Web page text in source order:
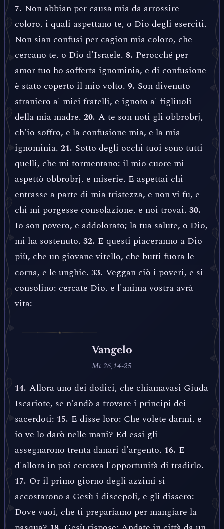
7. Non abbian per causa mia da arrossire
coloro, i quali aspettano te, o Dio degli eserciti.
Non sian confusi per cagion mia coloro, che
cercano te, o Dio d'Israele. 8. Perocché per
amor tuo ho sofferta ignominia, e di confusione
è stato coperto il mio volto. 9. Son divenuto
straniero a' miei fratelli, e ignoto a' figliuoli
della mia madre. 20. A te son noti gli obbrobrj,
ch'io soffro, e la confusione mia, e la mia
ignominia. 21. Sotto degli occhi tuoi sono tutti
quelli, che mi tormentano: il mio cuore mi
aspettò obbrobrj, e miserie. E aspettai chi
entrasse a parte di mia tristezza, e non vi fu, e
chi mi porgesse consolazione, e noi trovai. 30.
Io son povero, e addolorato; la tua salute, o Dio,
mi ha sostenuto. 32. E questi piaceranno a Dio
più, che un giovane vitello, che butti fuora le
corna, e le unghie. 33. Veggan ciò i poveri, e si
consolino: cercate Dio, e l'anima vostra avrà
vita:
Vangelo
Mt 26,14-25
14. Allora uno dei dodici, che chiamavasi Giuda
Iscariote, se n'andò a trovare i principi dei
sacerdoti: 15. E disse loro: Che volete darmi, e
io ve lo darò nelle mani? Ed essi gli
assegnarono trenta danari d'argento. 16. E
d'allora in poi cercava l'opportunità di tradirlo.
17. Or il primo giorno degli azzimi si
accostarono a Gesù i discepoli, e gli dissero:
Dove vuoi, che ti prepariamo per mangiare la